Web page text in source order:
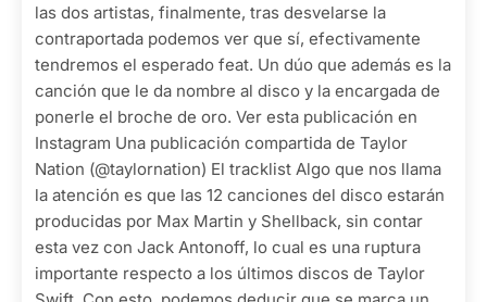
las dos artistas, finalmente, tras desvelarse la
contraportada podemos ver que sí, efectivamente
tendremos el esperado feat. Un dúo que además es la
canción que le da nombre al disco y la encargada de
ponerle el broche de oro. Ver esta publicación en
Instagram Una publicación compartida de Taylor
Nation (@taylornation) El tracklist Algo que nos llama
la atención es que las 12 canciones del disco estarán
producidas por Max Martin y Shellback, sin contar
esta vez con Jack Antonoff, lo cual es una ruptura
importante respecto a los últimos discos de Taylor